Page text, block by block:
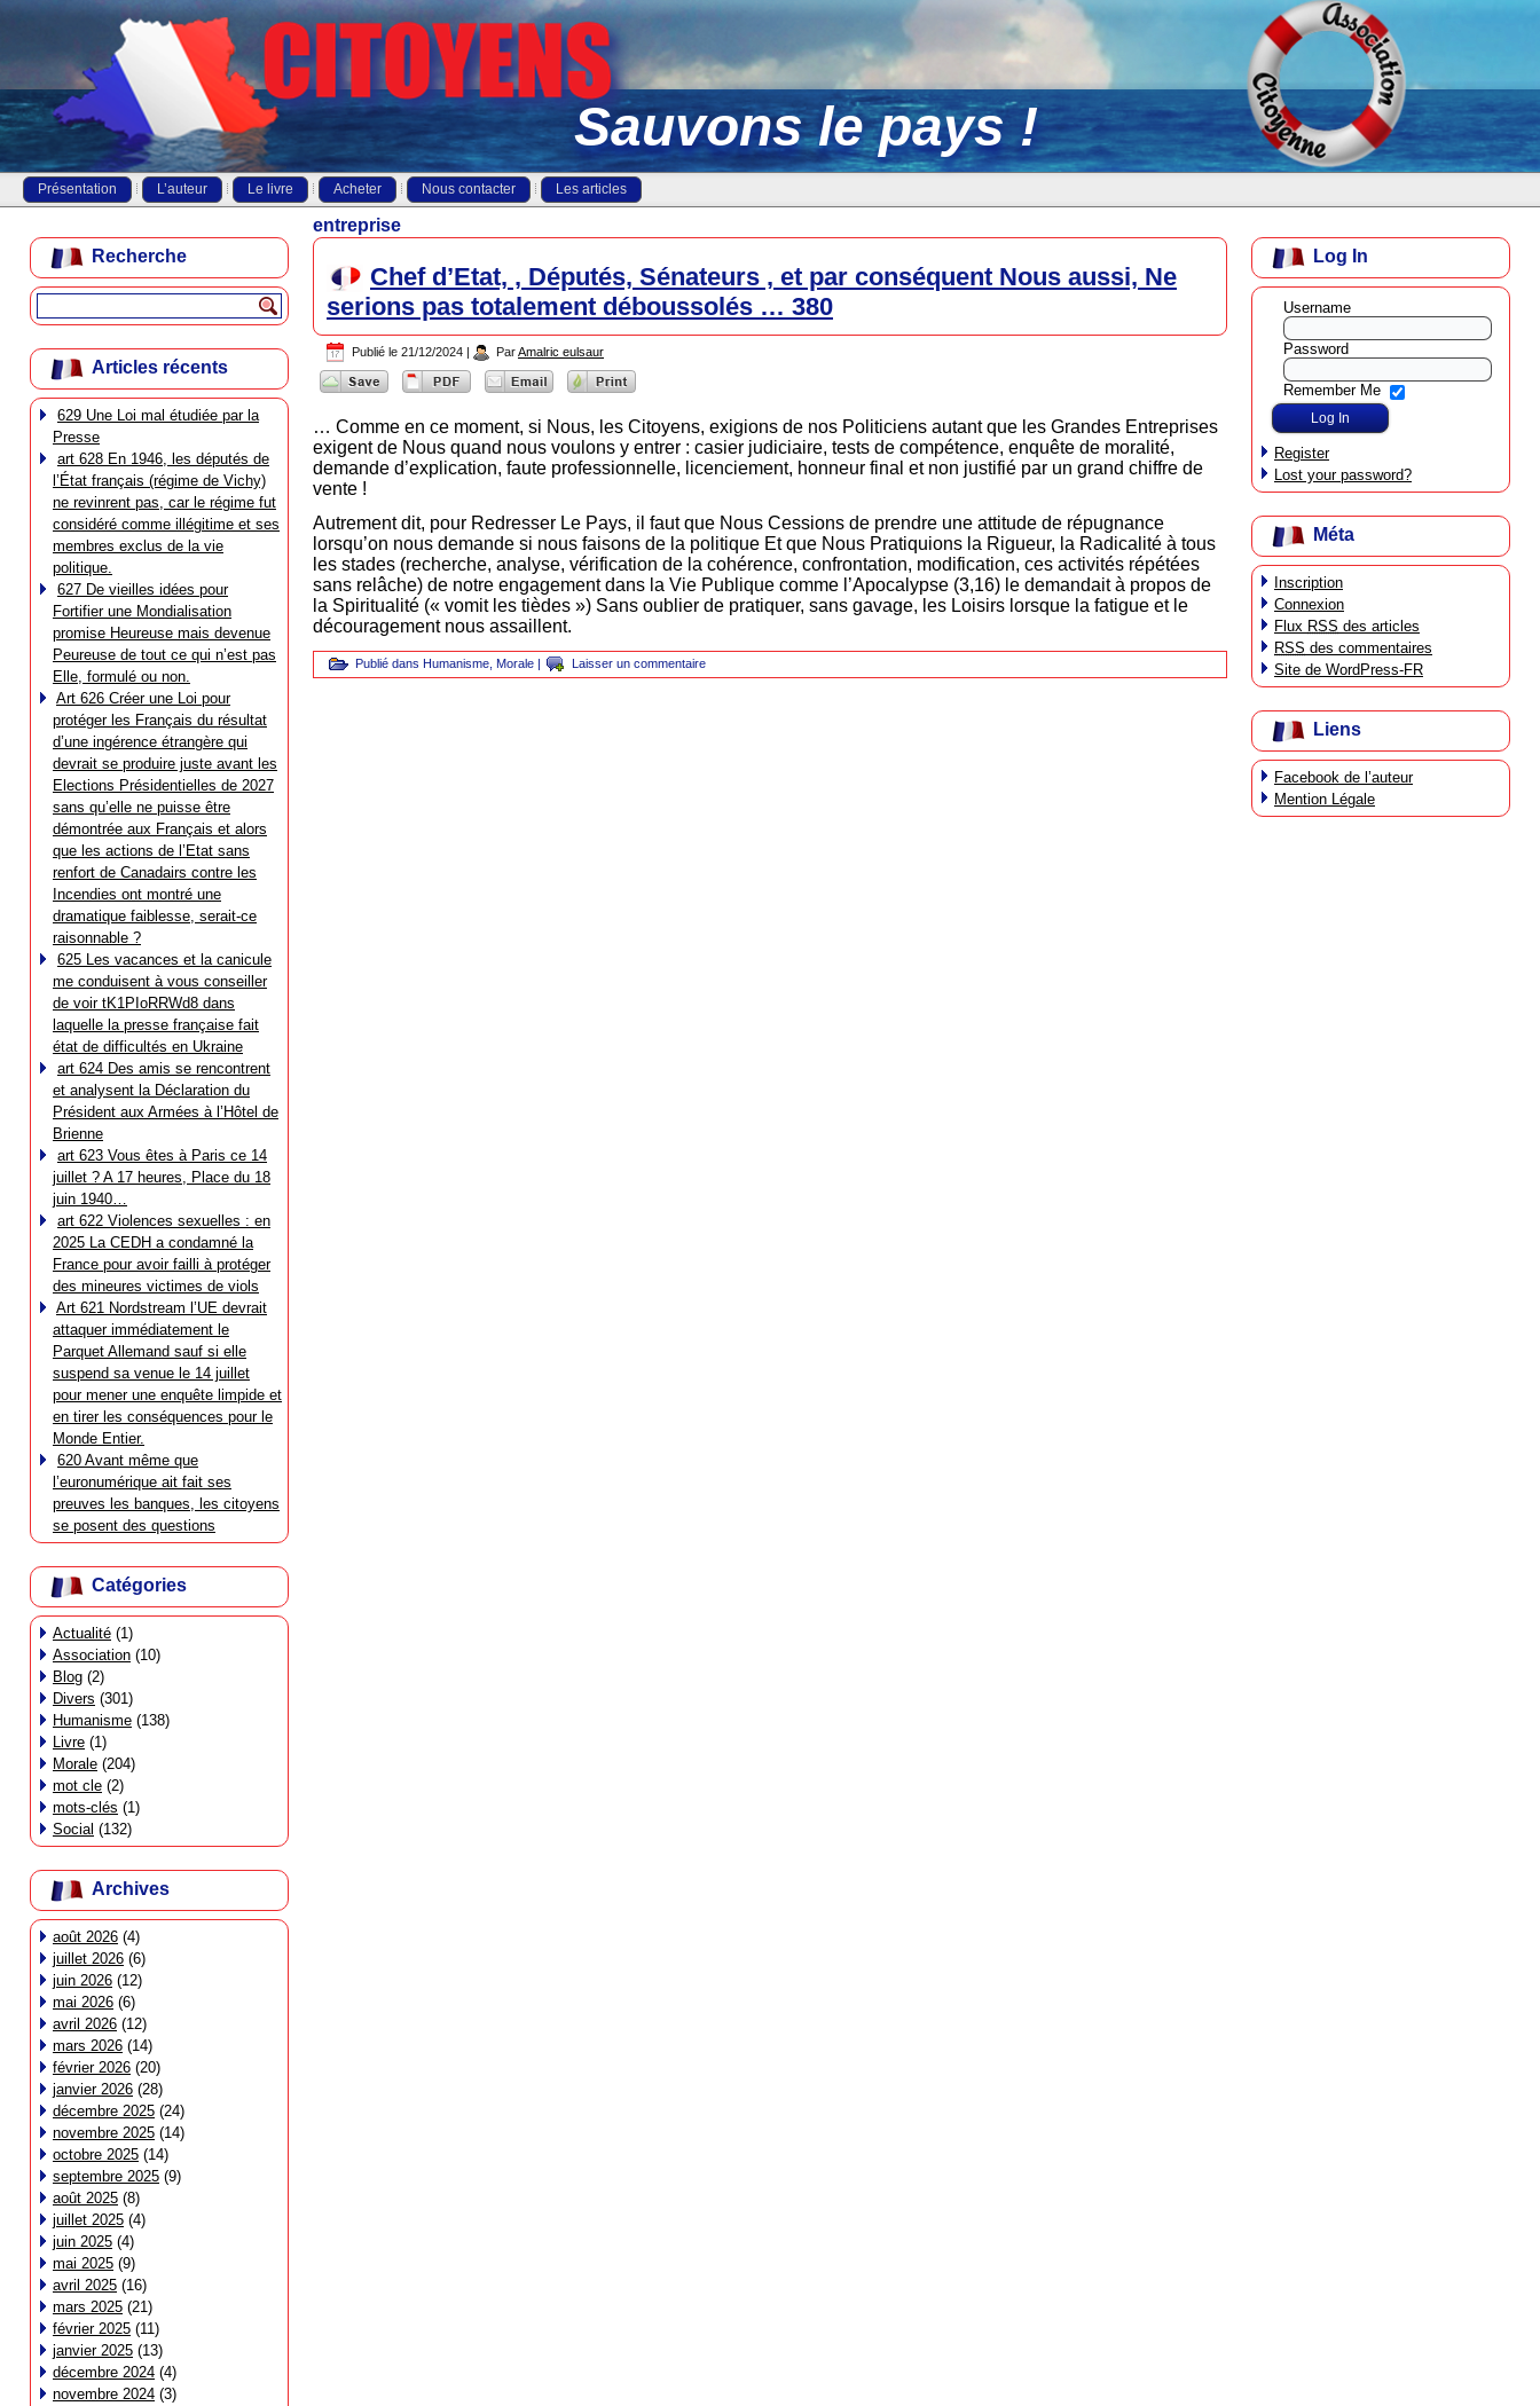
Sauvons le pays !
Présentation L’auteur Le livre Acheter Nous contacter Les articles
Recherche
Articles récents
629 Une Loi mal étudiée par la
Presse
art 628 En 1946, les députés de
l’État français (régime de Vichy)
ne revinrent pas, car le régime fut
considéré comme illégitime et ses
membres exclus de la vie
politique.
627 De vieilles idées pour
Fortifier une Mondialisation
promise Heureuse mais devenue
Peureuse de tout ce qui n’est pas
Elle, formulé ou non.
Art 626 Créer une Loi pour
protéger les Français du résultat
d’une ingérence étrangère qui
devrait se produire juste avant les
Elections Présidentielles de 2027
sans qu’elle ne puisse être
démontrée aux Français et alors
que les actions de l’Etat sans
renfort de Canadairs contre les
Incendies ont montré une
dramatique faiblesse, serait-ce
raisonnable ?
625 Les vacances et la canicule
me conduisent à vous conseiller
de voir tK1PIoRRWd8 dans
laquelle la presse française fait
état de difficultés en Ukraine
art 624 Des amis se rencontrent
et analysent la Déclaration du
Président aux Armées à l’Hôtel de
Brienne
art 623 Vous êtes à Paris ce 14
juillet ? A 17 heures, Place du 18
juin 1940…
art 622 Violences sexuelles : en
2025 La CEDH a condamné la
France pour avoir failli à protéger
des mineures victimes de viols
Art 621 Nordstream l’UE devrait
attaquer immédiatement le
Parquet Allemand sauf si elle
suspend sa venue le 14 juillet
pour mener une enquête limpide et
en tirer les conséquences pour le
Monde Entier.
620 Avant même que
l’euronumérique ait fait ses
preuves les banques, les citoyens
se posent des questions
Catégories
Actualité (1)
Association (10)
Blog (2)
Divers (301)
Humanisme (138)
Livre (1)
Morale (204)
mot cle (2)
mots-clés (1)
Social (132)
Archives
août 2026 (4)
juillet 2026 (6)
juin 2026 (12)
mai 2026 (6)
avril 2026 (12)
mars 2026 (14)
février 2026 (20)
janvier 2026 (28)
décembre 2025 (24)
novembre 2025 (14)
octobre 2025 (14)
septembre 2025 (9)
août 2025 (8)
juillet 2025 (4)
juin 2025 (4)
mai 2025 (9)
avril 2025 (16)
mars 2025 (21)
février 2025 (11)
janvier 2025 (13)
décembre 2024 (4)
novembre 2024 (3)
entreprise
Chef d’Etat, , Députés, Sénateurs , et par conséquent Nous aussi, Ne
serions pas totalement déboussolés … 380
Publié le 21/12/2024 | ParAmalric eulsaur
… Comme en ce moment, si Nous, les Citoyens, exigions de nos Politiciens autant que les Grandes Entreprises
exigent de Nous quand nous voulons y entrer : casier judiciaire, tests de compétence, enquête de moralité,
demande d’explication, faute professionnelle, licenciement, honneur final et non justifié par un grand chiffre de
vente !
Autrement dit, pour Redresser Le Pays, il faut que Nous Cessions de prendre une attitude de répugnance
lorsqu’on nous demande si nous faisons de la politique Et que Nous Pratiquions la Rigueur, la Radicalité à tous
les stades (recherche, analyse, vérification de la cohérence, confrontation, modification, ces activités répétées
sans relâche) de notre engagement dans la Vie Publique comme l’Apocalypse (3,16) le demandait à propos de
la Spiritualité (« vomit les tièdes ») Sans oublier de pratiquer, sans gavage, les Loisirs lorsque la fatigue et le
découragement nous assaillent.
Publié dans Humanisme Morale | Laisser un commentaire
Log In
Username
Password
Remember Me
Register
Lost your password?
Méta
Inscription
Connexion
Flux RSS des articles
RSS des commentaires
Site de WordPress-FR
Liens
Facebook de l’auteur
Mention Légale